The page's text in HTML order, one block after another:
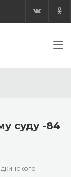
суду -84